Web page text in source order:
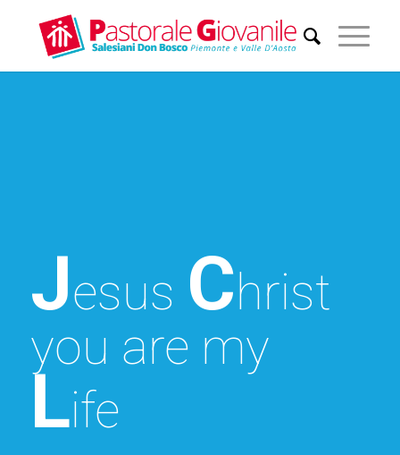
Jesus Christ
you are my
Life